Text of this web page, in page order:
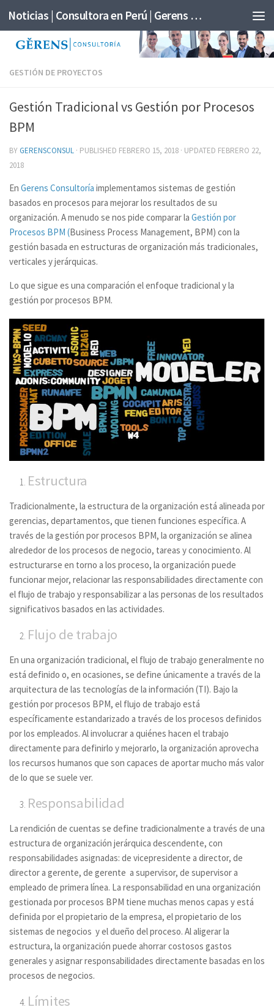
Noticias | Consultora en Perú | Gerens Consultoría
GESTIÓN DE PROYECTOS
Gestión Tradicional vs Gestión por Procesos
BPM
BY GERENSCONSUL · PUBLISHED FEBRERO 15, 2018 · UPDATED FEBRERO 22,
2018
En Gerens Consultoría implementamos sistemas de gestión
basados en procesos para mejorar los resultados de su
organización. A menudo se nos pide comparar la Gestión por
Procesos BPM (Business Process Management, BPM) con la
gestión basada en estructuras de organización más tradicionales,
verticales y jerárquicas.
Lo que sigue es una comparación el enfoque tradicional y la
gestión por procesos BPM.
Estructura
Tradicionalmente, la estructura de la organización está alineada por
gerencias, departamentos, que tienen funciones específica. A
través de la gestión por procesos BPM, la organización se alinea
alrededor de los procesos de negocio, tareas y conocimiento. Al
estructurarse en torno a los proceso, la organización puede
funcionar mejor, relacionar las responsabilidades directamente con
el flujo de trabajo y responsabilizar a las personas de los resultados
significativos basados en las actividades.
Flujo de trabajo
En una organización tradicional, el flujo de trabajo generalmente no
está definido o, en ocasiones, se define únicamente a través de la
arquitectura de las tecnologías de la información (TI). Bajo la
gestión por procesos BPM, el flujo de trabajo está
específicamente estandarizado a través de los procesos definidos
por los empleados. Al involucrar a quiénes hacen el trabajo
directamente para definirlo y mejorarlo, la organización aprovecha
los recursos humanos que son capaces de aportar mucho más valor
de lo que se suele ver.
Responsabilidad
La rendición de cuentas se define tradicionalmente a través de una
estructura de organización jerárquica descendente, con
responsabilidades asignadas: de vicepresidente a director, de
director a gerente, de gerente a supervisor, de supervisor a
empleado de primera línea. La responsabilidad en una organización
gestionada por procesos BPM tiene muchas menos capas y está
definida por el propietario de la empresa, el propietario de los
sistemas de negocios y el dueño del proceso. Al aligerar la
estructura, la organización puede ahorrar costosos gastos
generales y asignar responsabilidades directamente basadas en los
procesos de negocios.
Límites